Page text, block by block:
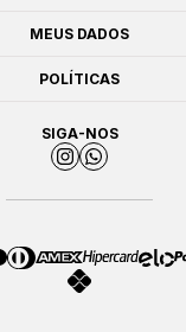
MEUS DADOS
POLÍTICAS
SIGA-NOS